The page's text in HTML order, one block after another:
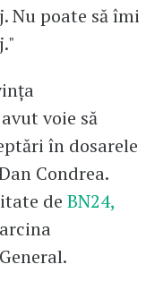
Nu poate să îmi
voie să
în dosarele
Condrea.
de BN24,